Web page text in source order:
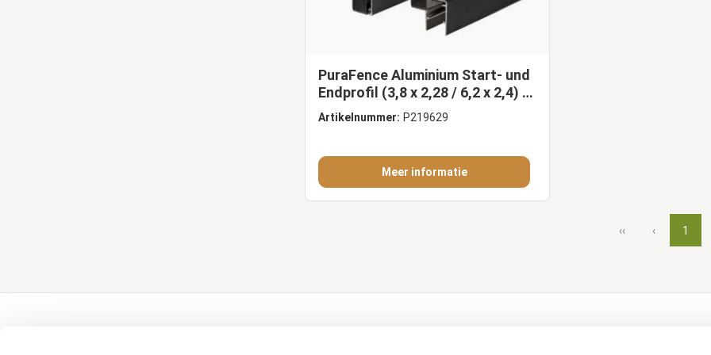
PuraFence Aluminium Start- und
Endprofil (3,8 x 2,28 / 6,2 x 2,4) x
179,2 cm, schwarz (inkl. Clips)
Artikelnummer: P219629
Meer informatie
‹‹ ‹ 1